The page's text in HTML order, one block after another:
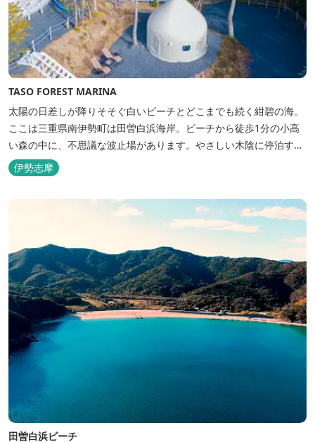
TASO FOREST MARINA
太陽の日差しが降りそそぐ白いビーチとどこまでも続く紺碧の海。
ここは三重県南伊勢町は田曽白浜海岸。ビーチから徒歩1分の小高
い森の中に、不思議な波止場があります。やさしい木陰に停泊する
のは3艇のヨット。日本初の森のマリーナです。 航海の気分高まる
インテリアは見た目からは想像できないほど広く、くつろぎの空
上に寝転んで夜空を見上げれば...
伊勢志摩
田曽白浜ビーチ